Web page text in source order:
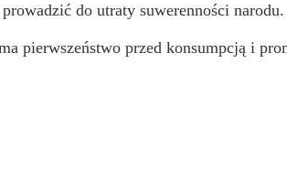
do utraty suwerenności narodu.
pierwszeństwo przed konsumpcją i